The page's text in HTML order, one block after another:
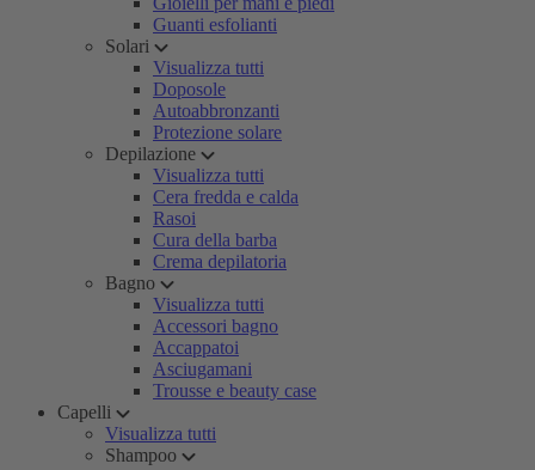
Guanti esfolianti
Solari
Visualizza tutti
Doposole
Autoabbronzanti
Protezione solare
Depilazione
Visualizza tutti
Cera fredda e calda
Rasoi
Cura della barba
Crema depilatoria
Bagno
Visualizza tutti
Accessori bagno
Accappatoi
Asciugamani
Trousse e beauty case
Capelli
Visualizza tutti
Shampoo